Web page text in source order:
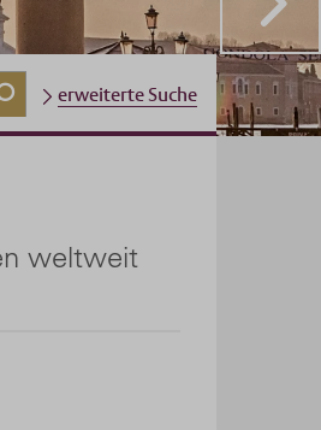
erweiterte Suche
weltweit